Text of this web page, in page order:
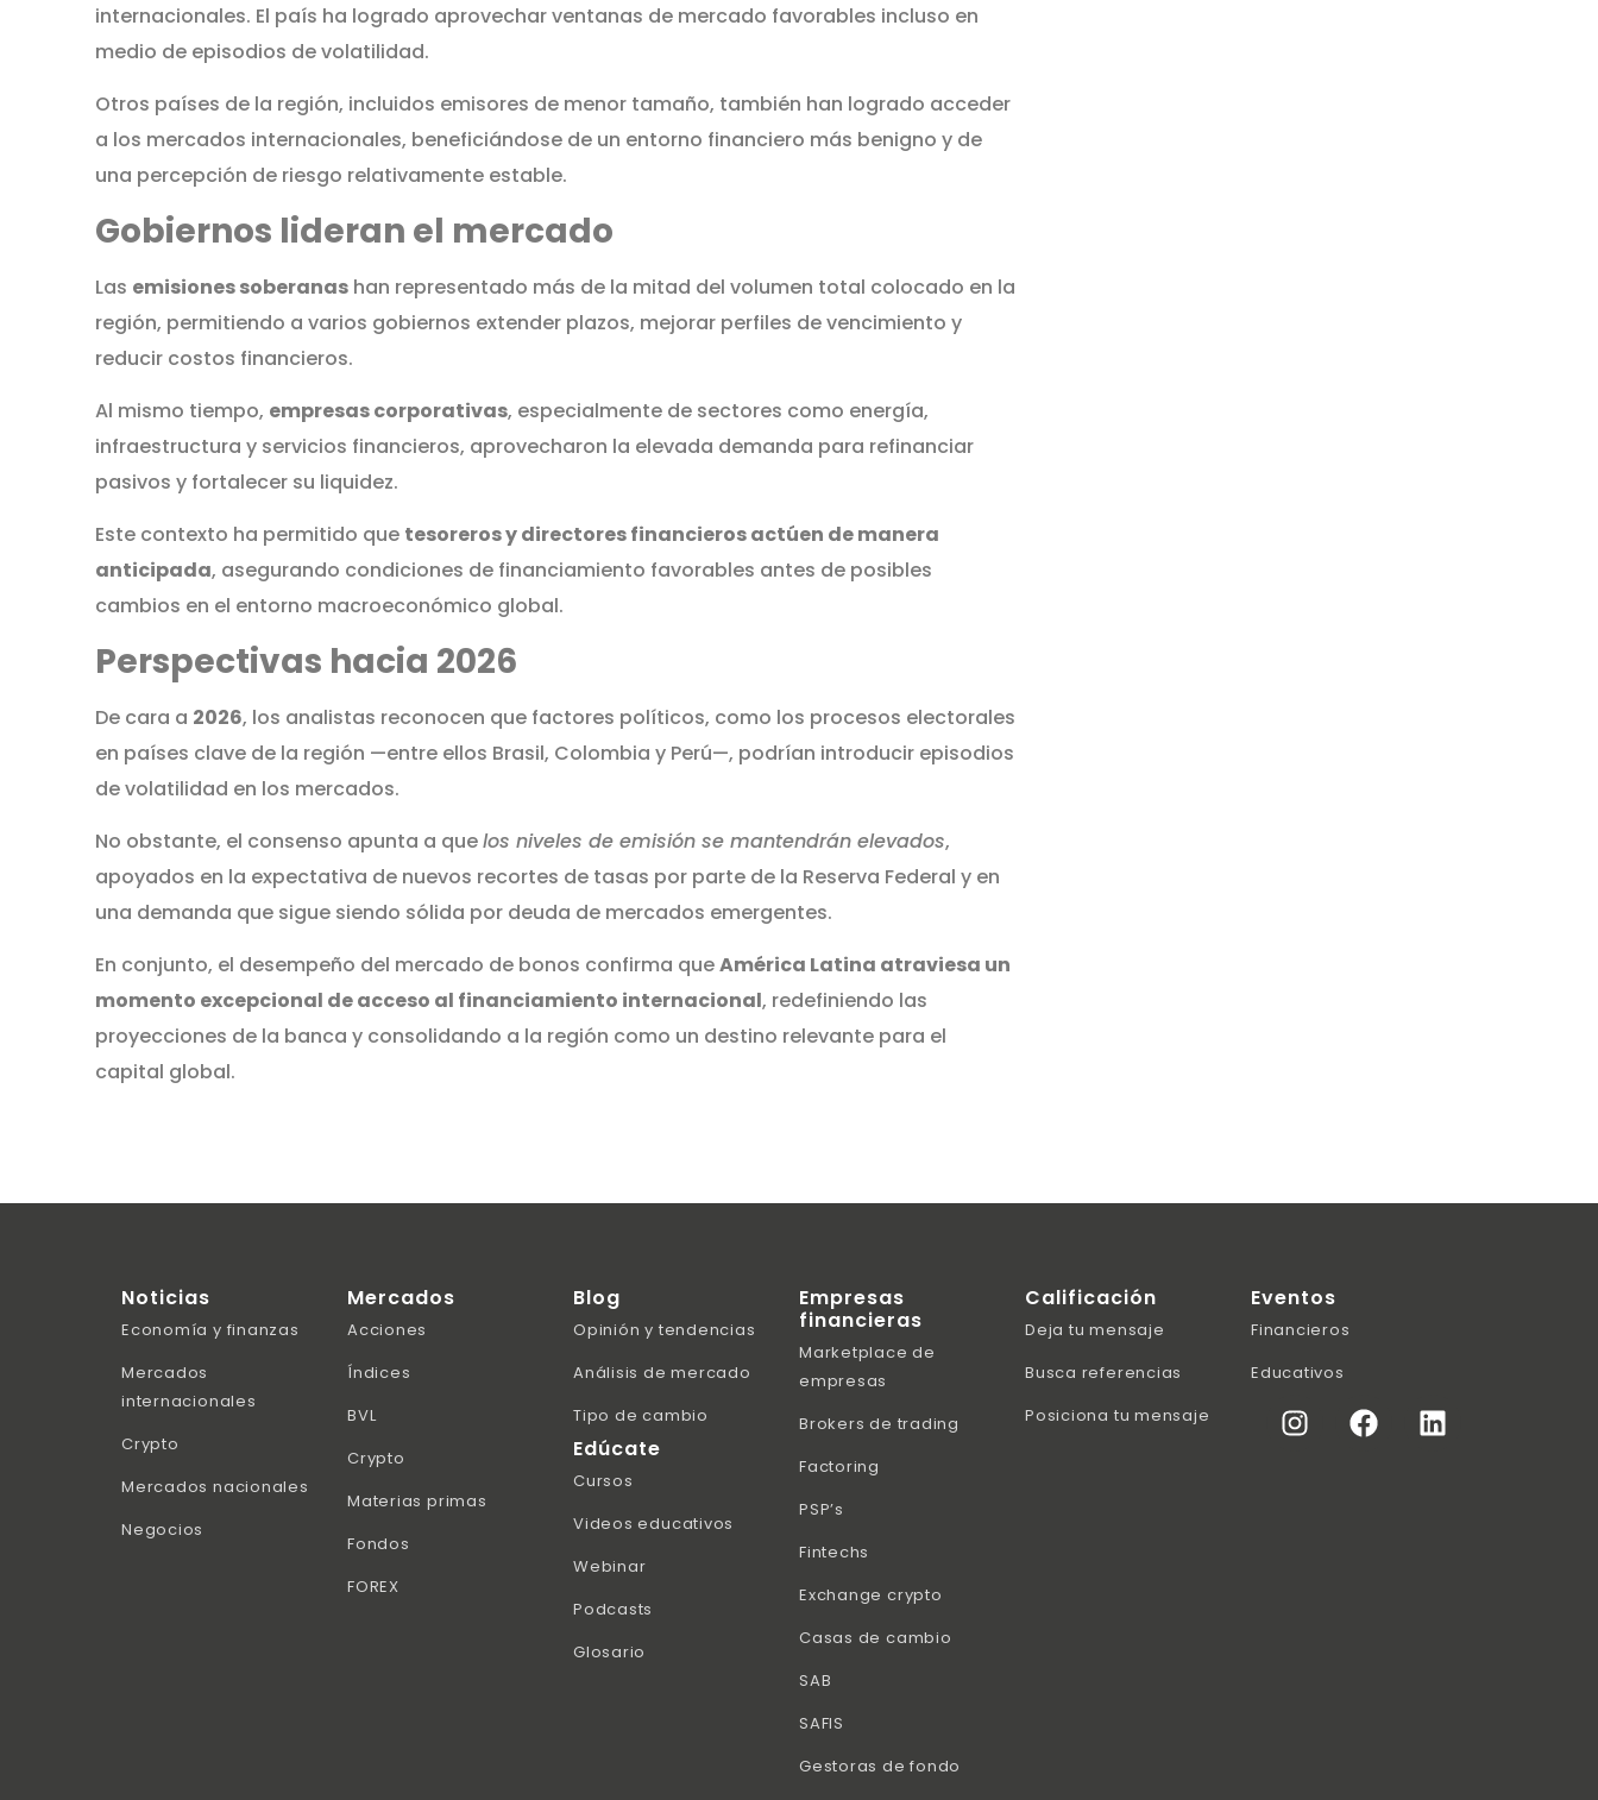
internacionales. El país ha logrado aprovechar ventanas de mercado favorables incluso en
medio de episodios de volatilidad.
Otros países de la región, incluidos emisores de menor tamaño, también han logrado acceder
a los mercados internacionales, beneficiándose de un entorno financiero más benigno y de
una percepción de riesgo relativamente estable.
Gobiernos lideran el mercado
Las emisiones soberanas han representado más de la mitad del volumen total colocado en la
región, permitiendo a varios gobiernos extender plazos, mejorar perfiles de vencimiento y
reducir costos financieros.
Al mismo tiempo, empresas corporativas, especialmente de sectores como energía,
infraestructura y servicios financieros, aprovecharon la elevada demanda para refinanciar
pasivos y fortalecer su liquidez.
Este contexto ha permitido que tesoreros y directores financieros actúen de manera
anticipada, asegurando condiciones de financiamiento favorables antes de posibles
cambios en el entorno macroeconómico global.
Perspectivas hacia 2026
De cara a 2026, los analistas reconocen que factores políticos, como los procesos electorales
en países clave de la región —entre ellos Brasil, Colombia y Perú—, podrían introducir episodios
de volatilidad en los mercados.
No obstante, el consenso apunta a quelos niveles de emisión se mantendrán elevados,
apoyados en la expectativa de nuevos recortes de tasas por parte de la Reserva Federal y en
una demanda que sigue siendo sólida por deuda de mercados emergentes.
En conjunto, el desempeño del mercado de bonos confirma queAmérica Latina atraviesa un
momento excepcional de acceso al financiamiento internacional, redefiniendo las
proyecciones de la banca y consolidando a la región como un destino relevante para el
capital global.
Noticias
Economía y finanzas
Mercados
internacionales
Crypto
Mercados nacionales
Negocios
Mercados
Acciones
Índices
BVL
Crypto
Materias primas
Fondos
FOREX
Blog
Opinión y tendencias
Análisis de mercado
Tipo de cambio
Edúcate
Cursos
Videos educativos
Webinar
Podcasts
Glosario
Empresas
financieras
Marketplace de
empresas
Brokers de trading
Factoring
PSP’s
Fintechs
Exchange crypto
Casas de cambio
SAB
SAFIS
Gestoras de fondo
Calificación
Deja tu mensaje
Busca referencias
Posiciona tu mensaje
Eventos
Financieros
Educativos